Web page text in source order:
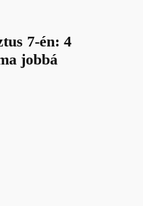
7-én: 4
jobbá